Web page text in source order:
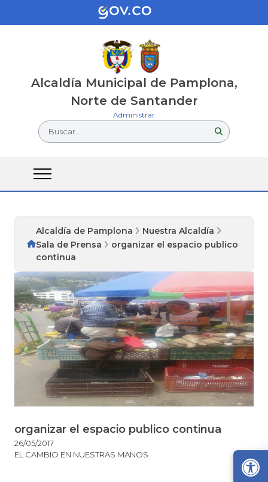
Alcaldía Municipal de Pamplona,
Norte de Santander
Administrar
Buscar...
Alcaldía de Pamplona
Nuestra Alcaldía
Sala de Prensa
organizar el espacio publico
continua
organizar el espacio publico continua
26/05/2017
EL CAMBIO EN NUESTRAS MANOS